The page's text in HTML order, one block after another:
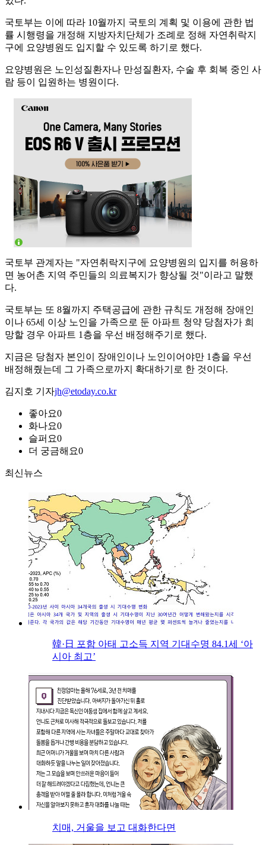
국토부는 이에 따라 10월까지 국토의 계획 및 이용에 관한 법
률 시행령을 개정해 지방자치단체가 조례로 정해 자연취락지
구에 요양병원도 입지할 수 있도록 하기로 했다.
요양병원은 노인성질환자나 만성질환자, 수술 후 회복 중인 사
람 등이 입원하는 병원이다.
국토부 관계자는 "자연취락지구에 요양병원의 입지를 허용하
면 농어촌 지역 주민들의 의료복지가 향상될 것"이라고 말했
다.
국토부는 또 8월까지 주택공급에 관한 규칙도 개정해 장애인
이나 65세 이상 노인을 가족으로 둔 아파트 청약 당첨자가 희
망할 경우 아파트 1층을 우선 배정해주기로 했다.
지금은 당첨자 본인이 장애인이나 노인이어야만 1층을 우선
배정해줬는데 그 가족으로까지 확대하기로 한 것이다.
김지호 기자jh@etoday.co.kr
좋아요0
화나요0
슬퍼요0
더 궁금해요0
최신뉴스
韓·日 포함 아태 고소득 지역 기대수명 84.1세 ‘아
시아 최고’
치매, 거울을 보고 대화한다면